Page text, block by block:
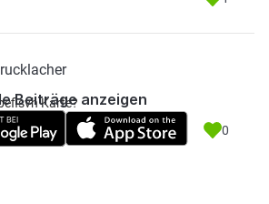
Karte?
0
Beiträge anzeigen